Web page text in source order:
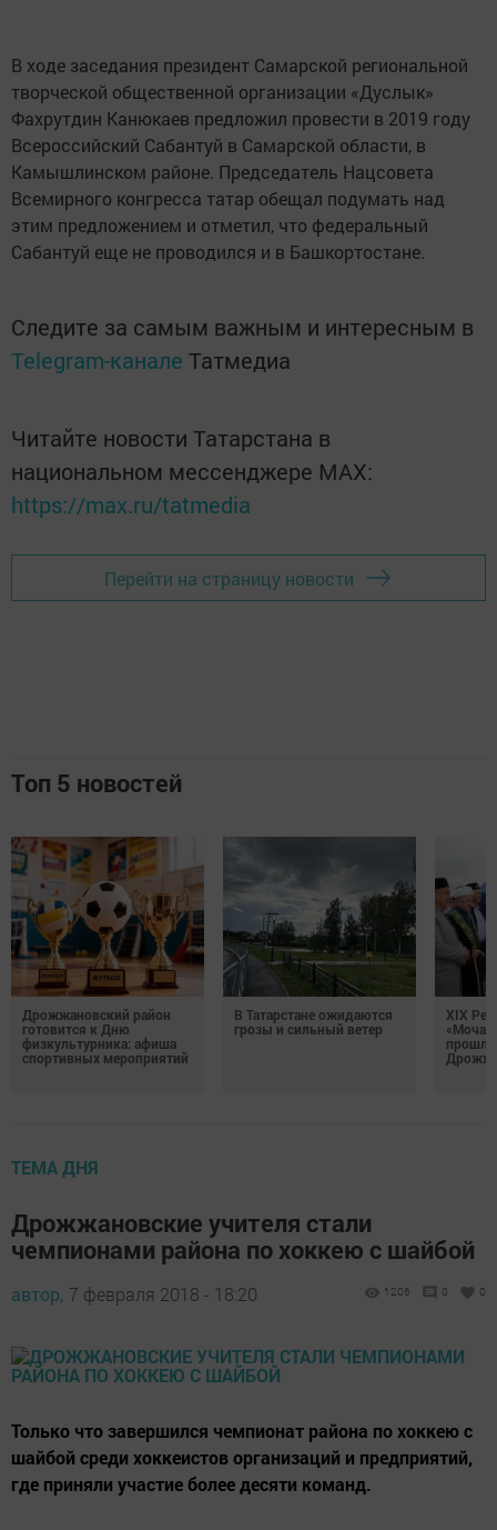
В ходе заседания президент Самарской региональной
творческой общественной организации «Дуслык»
Фахрутдин Канюкаев предложил провести в 2019 году
Всероссийский Сабантуй в Самарской области, в
Камышлинском районе. Председатель Нацсовета
Всемирного конгресса татар обещал подумать над
этим предложением и отметил, что федеральный
Сабантуй еще не проводился и в Башкортостане.
Следите за самым важным и интересным в
Telegram-канале Татмедиа
Читайте новости Татарстана в
национальном мессенджере MАХ:
https://max.ru/tatmedia
Перейти на страницу новости
Топ 5 новостей
Дрожжановский район
готовится к Дню
физкультурника: афиша
спортивных мероприятий
В Татарстане ожидаются
грозы и сильный ветер
XIX
ТЕМА ДНЯ
Дрожжановские учителя стали
чемпионами района по хоккею с шайбой
автор, 7 февраля 2018 - 18:20 1206 0 0
Только что завершился чемпионат района по хоккею с
шайбой среди хоккеистов организаций и предприятий,
где приняли участие более десяти команд.